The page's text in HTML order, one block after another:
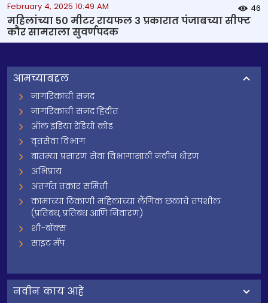
February 4, 2025 10:49 AM 46
महिलांच्या 50 मीटर रायफल 3 प्रकारात पंजाबच्या सीफ्ट
कौर सामराला सुवर्णपदक
आमच्याबद्दल
नागरिकांची सनद
नागरिकांची सनद हिंदीत
ऑल इंडिया रेडियो कोड
वृत्तसेवा विभाग
बातम्या प्रसारण सेवा विभागासाठी नवीन धोरण
अभिप्राय
अंतर्गत तक्रार समिती
कामाच्या ठिकाणी महिलांच्या लैंगिक छळाचे तपशील
(प्रतिबंध, प्रतिबंध आणि निवारण)
शी-बॉक्स
साइट मॅप
नवीन काय आहे